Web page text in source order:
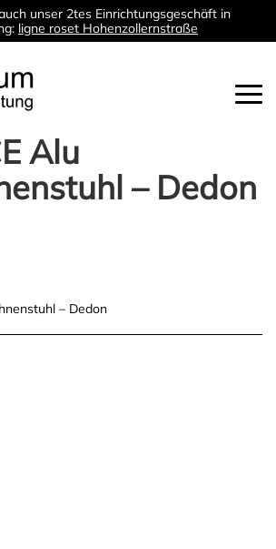
unser 2tes Einrichtungsgeschäft in
ligne roset Hohenzollernstraße
Alu
– Dedon
– Dedon